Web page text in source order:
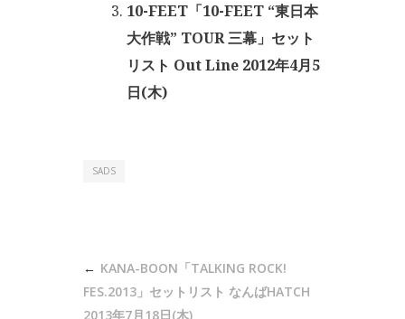
10-FEET「10-FEET “東日本
大作戦” TOUR 三幕」セット
リスト Out Line 2012年4月5
日(木)
SADS
KANA-BOON「TALKING ROCK!
FES.2013」セットリスト なんばHATCH
2013年7月18日(木)